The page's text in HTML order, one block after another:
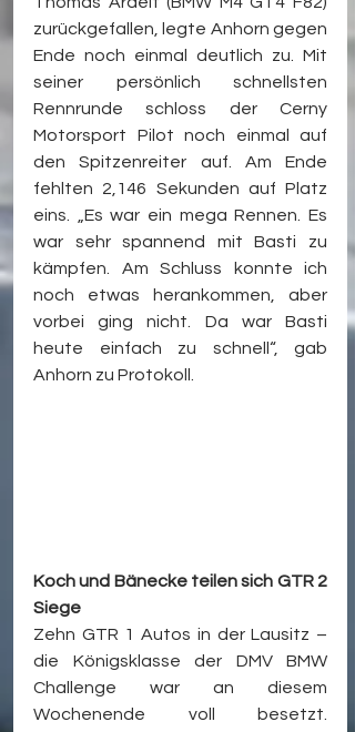
zurückgefallen, legte Anhorn gegen
Ende noch einmal deutlich zu. Mit
seiner persönlich schnellsten
Rennrunde schloss der Cerny
Motorsport Pilot noch einmal auf
den Spitzenreiter auf. Am Ende
fehlten 2,146 Sekunden auf Platz
eins. „Es war ein mega Rennen. Es
war sehr spannend mit Basti zu
kämpfen. Am Schluss konnte ich
noch etwas herankommen, aber
vorbei ging nicht. Da war Basti
heute einfach zu schnell“, gab
Anhorn zu Protokoll.
Koch und Bänecke teilen sich GTR 2
Siege
Zehn GTR 1 Autos in der Lausitz –
die Königsklasse der DMV BMW
Challenge war an diesem
Wochenende voll besetzt.